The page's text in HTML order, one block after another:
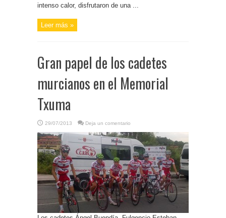
intenso calor, disfrutaron de una ...
Leer más »
Gran papel de los cadetes
murcianos en el Memorial
Txuma
29/07/2013 Deja un comentario